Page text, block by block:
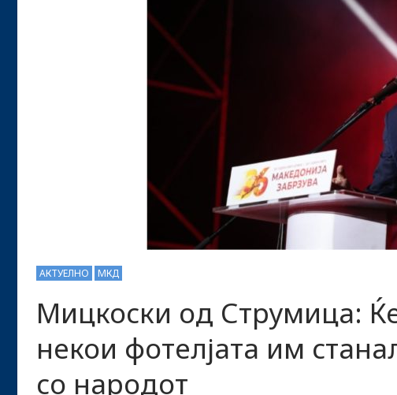
АКТУЕЛНО МКД
Мицкоски од Струмица:
некои фотелјата им
со народот